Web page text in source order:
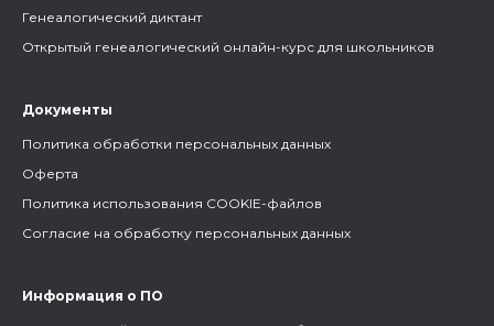
Генеалогический диктант
Открытый генеалогический онлайн-курс для школьников
Документы
Политика обработки персональных данных
Оферта
Политика использования COOKIE-файлов
Согласие на обработку персональных данных
Информация о ПО